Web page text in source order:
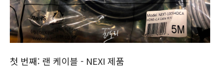
첫 번째: 랜 케이블 - NEXI 제품